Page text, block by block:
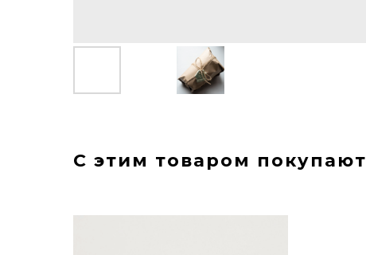
С этим товаром покупают